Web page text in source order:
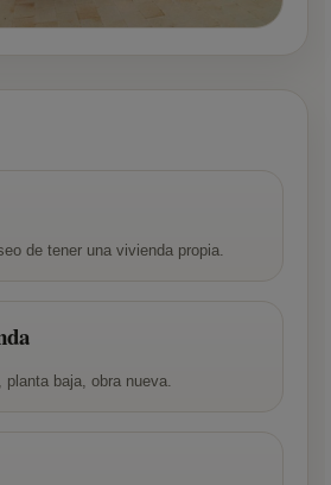
de tener una vivienda propia.
baja, obra nueva.